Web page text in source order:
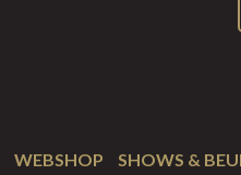
WEBSHOP SHOWS &